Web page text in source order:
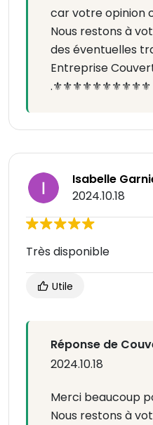
car votre opinion
Nous restons à
des éventuelles
Entreprise
.⚜️⚜️⚜️⚜️⚜️⚜️⚜️⚜️⚜️⚜️
Isabelle
2024.10.18
Très disponible
Utile
Réponse de
2024.10.18
Merci beaucoup
Nous restons à